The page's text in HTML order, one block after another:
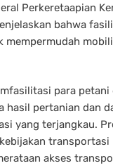
Perkeretaapian
bahwa
mempermudah
para petani
hasil pertanian dan
yang terjangkau.
akses